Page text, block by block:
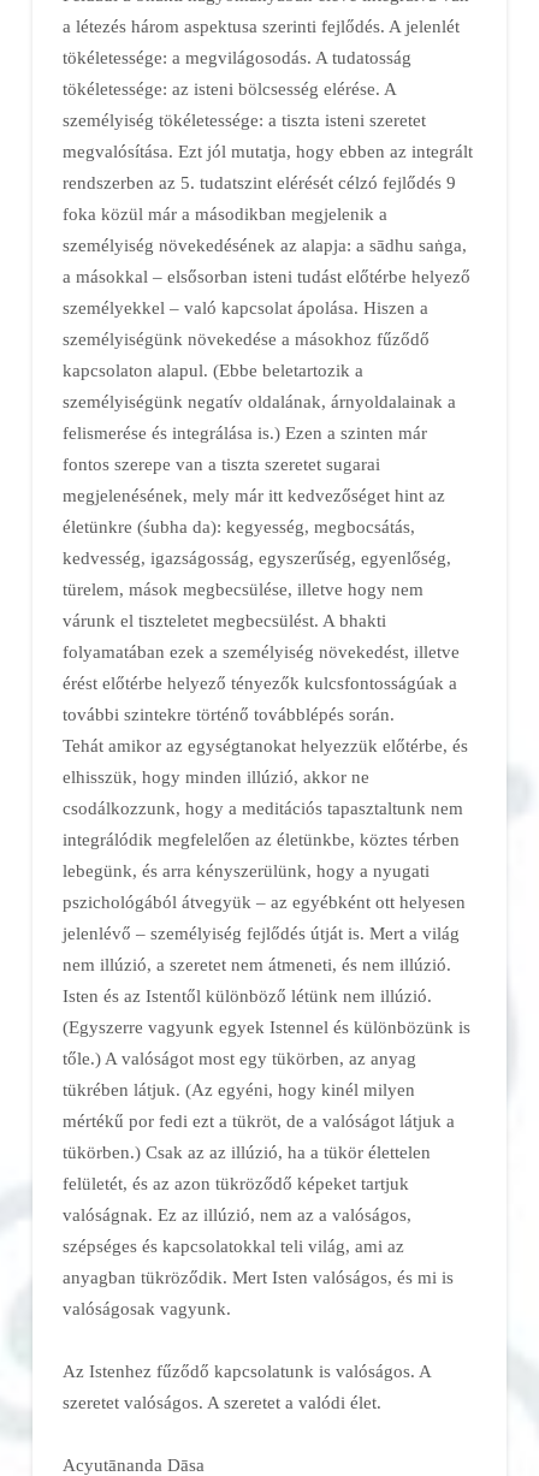
a létezés három aspektusa szerinti fejlődés. A jelenlét
tökéletessége: a megvilágosodás. A tudatosság
tökéletessége: az isteni bölcsesség elérése. A
személyiség tökéletessége: a tiszta isteni szeretet
megvalósítása. Ezt jól mutatja, hogy ebben az integrált
rendszerben az 5. tudatszint elérését célzó fejlődés 9
foka közül már a másodikban megjelenik a
személyiség növekedésének az alapja: a sādhu saṅga,
a másokkal – elsősorban isteni tudást előtérbe helyező
személyekkel – való kapcsolat ápolása. Hiszen a
személyiségünk növekedése a másokhoz fűződő
kapcsolaton alapul. (Ebbe beletartozik a
személyiségünk negatív oldalának, árnyoldalainak a
felismerése és integrálása is.) Ezen a szinten már
fontos szerepe van a tiszta szeretet sugarai
megjelenésének, mely már itt kedvezőséget hint az
életünkre (śubha da): kegyesség, megbocsátás,
kedvesség, igazságosság, egyszerűség, egyenlőség,
türelem, mások megbecsülése, illetve hogy nem
várunk el tiszteletet megbecsülést. A bhakti
folyamatában ezek a személyiség növekedést, illetve
érést előtérbe helyező tényezők kulcsfontosságúak a
további szintekre történő továbblépés során.
Tehát amikor az egységtanokat helyezzük előtérbe, és
elhisszük, hogy minden illúzió, akkor ne
csodálkozzunk, hogy a meditációs tapasztaltunk nem
integrálódik megfelelően az életünkbe, köztes térben
lebegünk, és arra kényszerülünk, hogy a nyugati
pszichológából átvegyük – az egyébként ott helyesen
jelenlévő – személyiség fejlődés útját is. Mert a világ
nem illúzió, a szeretet nem átmeneti, és nem illúzió.
Isten és az Istentől különböző létünk nem illúzió.
(Egyszerre vagyunk egyek Istennel és különbözünk is
tőle.) A valóságot most egy tükörben, az anyag
tükrében látjuk. (Az egyéni, hogy kinél milyen
mértékű por fedi ezt a tükröt, de a valóságot látjuk a
tükörben.) Csak az az illúzió, ha a tükör élettelen
felületét, és az azon tükröződő képeket tartjuk
valóságnak. Ez az illúzió, nem az a valóságos,
szépséges és kapcsolatokkal teli világ, ami az
anyagban tükröződik. Mert Isten valóságos, és mi is
valóságosak vagyunk.
Az Istenhez fűződő kapcsolatunk is valóságos. A
szeretet valóságos. A szeretet a valódi élet.
Acyutānanda Dāsa